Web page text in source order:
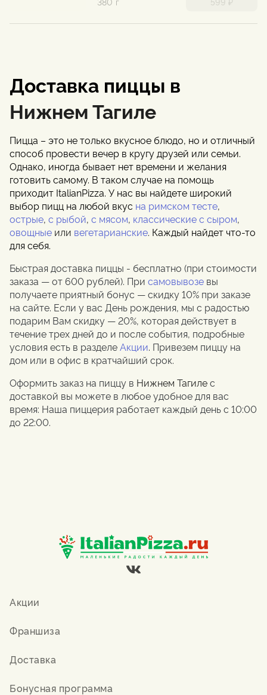
Доставка пиццы в
Нижнем Тагиле
Пицца – это не только вкусное блюдо, но и отличный
способ провести вечер в кругу друзей или семьи.
Однако, иногда бывает нет времени и желания
готовить самому. В таком случае на помощь
приходит ItalianPizza. У нас вы найдете широкий
выбор пицц на любой вкус на римском тесте,
острые, с рыбой, с мясом, классические с сыром,
овощные или вегетарианские. Каждый найдет что-то
для себя.
Быстрая доставка пиццы - бесплатно (при стоимости
заказа — от 600 рублей). При самовывозе вы
получаете приятный бонус — скидку 10% при заказе
на сайте. Если у вас День рождения, мы с радостью
подарим Вам скидку — 20%, которая действует в
течение трех дней до и после события, подробные
условия есть в разделеАкции. Привезем пиццу на
дом или в офис в кратчайший срок.
Оформить заказ на пиццу в Нижнем Тагилес
доставкой вы можете в любое удобное для вас
время: Наша пиццерия работает каждый день с 10:00
до 22:00.
Акции
Франшиза
Доставка
Бонусная программа